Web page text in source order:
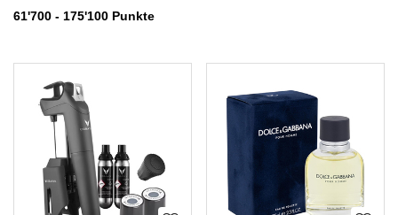
61'700 - 175'100 Punkte